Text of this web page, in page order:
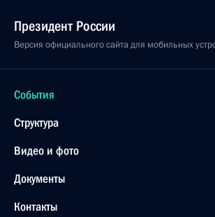
Президент России
Версия официального сайта для мобильных
События
Структура
Видео и фото
Документы
Контакты